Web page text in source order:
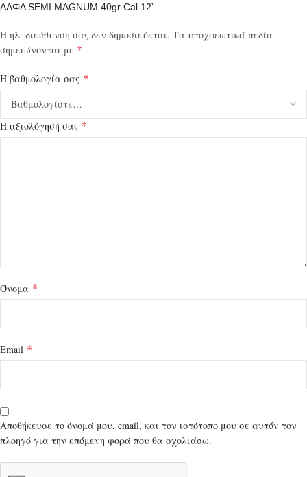
ΑΛΦΑ SEMI MAGNUM 40gr Cal.12”
Η ηλ. διεύθυνση σας δεν δημοσιεύεται. Τα υποχρεωτικά πεδία
σημειώνονται με *
Η βαθμολογία σας *
Η αξιολόγησή σας *
Όνομα *
Email *
Αποθήκευσε το όνομά μου, email, και τον ιστότοπο μου σε αυτόν τον
πλοηγό για την επόμενη φορά που θα σχολιάσω.